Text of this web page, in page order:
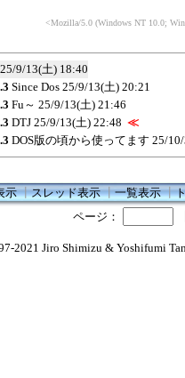
<Mozilla/5.0 (Windows NT 10.0;
25/9/13(土) 18:40
Since Dos 25/9/13(土) 20:21
Fu～ 25/9/13(土) 21:46
DTJ 25/9/13(土) 22:48 ≪
DOS版の頃から使ってます 25/
示┃スレッド表示┃一覧表示┃
ページ：
2021 Jiro Shimizu & Yoshifumi